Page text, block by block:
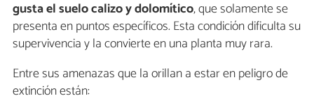
gusta el suelo calizo y dolomítico, que solamente se
presenta en puntos específicos. Esta condición dificulta su
supervivencia y la convierte en una planta muy rara.
Entre sus amenazas que la orillan a estar en peligro de
extinción están: